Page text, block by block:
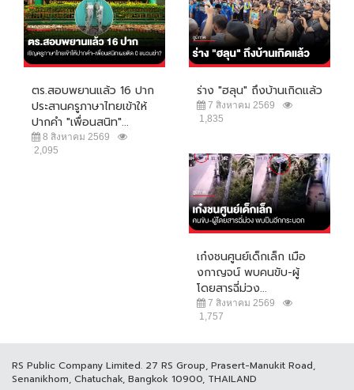
ตร.สอบพยานแล้ว 16 ปาก
ประสานครูภาษาไทยเข้าให้
ปากคำ "เพื่อนสนิท"...
8 สิงหาคม 2569
2,095
ร่าง "ฮลุน" ถึงบ้านเกิดแล้ว
7 สิงหาคม 2569
1,835
เก๋งชนศูนย์เด็กเล็ก เมือ
งกาญจน์ พบคนขับ-ผู้
โดยสารฉี่ม่วง...
7 สิงหาคม 2569
1,757
RS Public Company Limited. 27 RS Group, Prasert-Manukit Road,
Senanikhom, Chatuchak, Bangkok 10900, THAILAND